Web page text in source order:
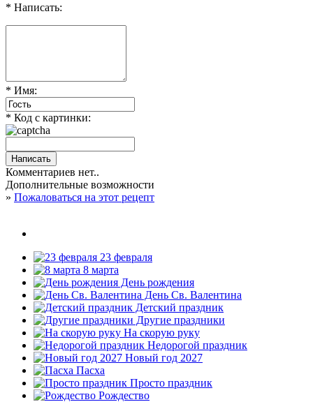
* Написать:
* Имя:
* Код с картинки:
Комментариев нет..
Дополнительные возможности
» Пожаловаться на этот рецепт
23 февраля
8 марта
День рождения
День Св. Валентина
Детский праздник
Другие праздники
На скорую руку
Недорогой праздник
Новый год 2027
Пасха
Просто праздник
Рождество